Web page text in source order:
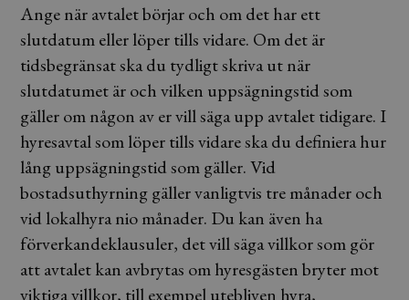
Ange när avtalet börjar och om det har ett
slutdatum eller löper tills vidare. Om det är
tidsbegränsat ska du tydligt skriva ut när
slutdatumet är och vilken uppsägningstid som
gäller om någon av er vill säga upp avtalet tidigare. I
hyresavtal som löper tills vidare ska du definiera hur
lång uppsägningstid som gäller. Vid
bostadsuthyrning gäller vanligtvis tre månader och
vid lokalhyra nio månader. Du kan även ha
förverkandeklausuler, det vill säga villkor som gör
att avtalet kan avbrytas om hyresgästen bryter mot
viktiga villkor, till exempel utebliven hyra,